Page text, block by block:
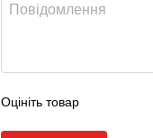
Оцініть товар